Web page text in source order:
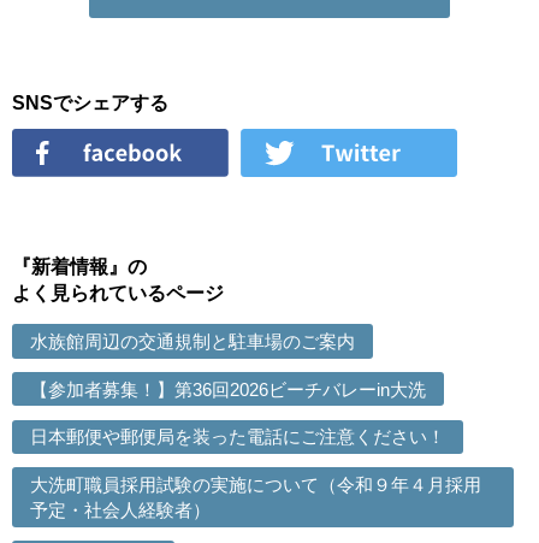
SNSでシェアする
『新着情報』の
よく見られているページ
水族館周辺の交通規制と駐車場のご案内
【参加者募集！】第36回2026ビーチバレーin大洗
日本郵便や郵便局を装った電話にご注意ください！
大洗町職員採用試験の実施について（令和９年４月採用
予定・社会人経験者）